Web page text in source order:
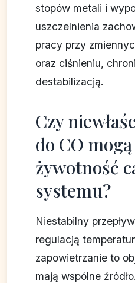
stopów metali i
uszczelnienia
pracy przy
oraz ciśnieniu,
destabilizacją.
Czy
do CO
żywotność
systemu?
Niestabilny
regulacją
zapowietrzanie to
mają wspólne